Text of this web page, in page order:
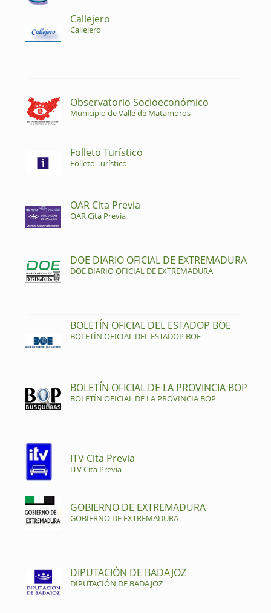
Callejero
Callejero
Observatorio Socioeconómico
Municipio de Valle de Matamoros
Folleto Turístico
Folleto Turístico
OAR Cita Previa
OAR Cita Previa
DOE DIARIO OFICIAL DE EXTREMADURA
DOE DIARIO OFICIAL DE EXTREMADURA
BOLETÍN OFICIAL DEL ESTADOP BOE
BOLETÍN OFICIAL DEL ESTADOP BOE
BOLETÍN OFICIAL DE LA PROVINCIA BOP
BOLETÍN OFICIAL DE LA PROVINCIA BOP
ITV Cita Previa
ITV Cita Previa
GOBIERNO DE EXTREMADURA
GOBIERNO DE EXTREMADURA
DIPUTACIÓN DE BADAJOZ
DIPUTACIÓN DE BADAJOZ